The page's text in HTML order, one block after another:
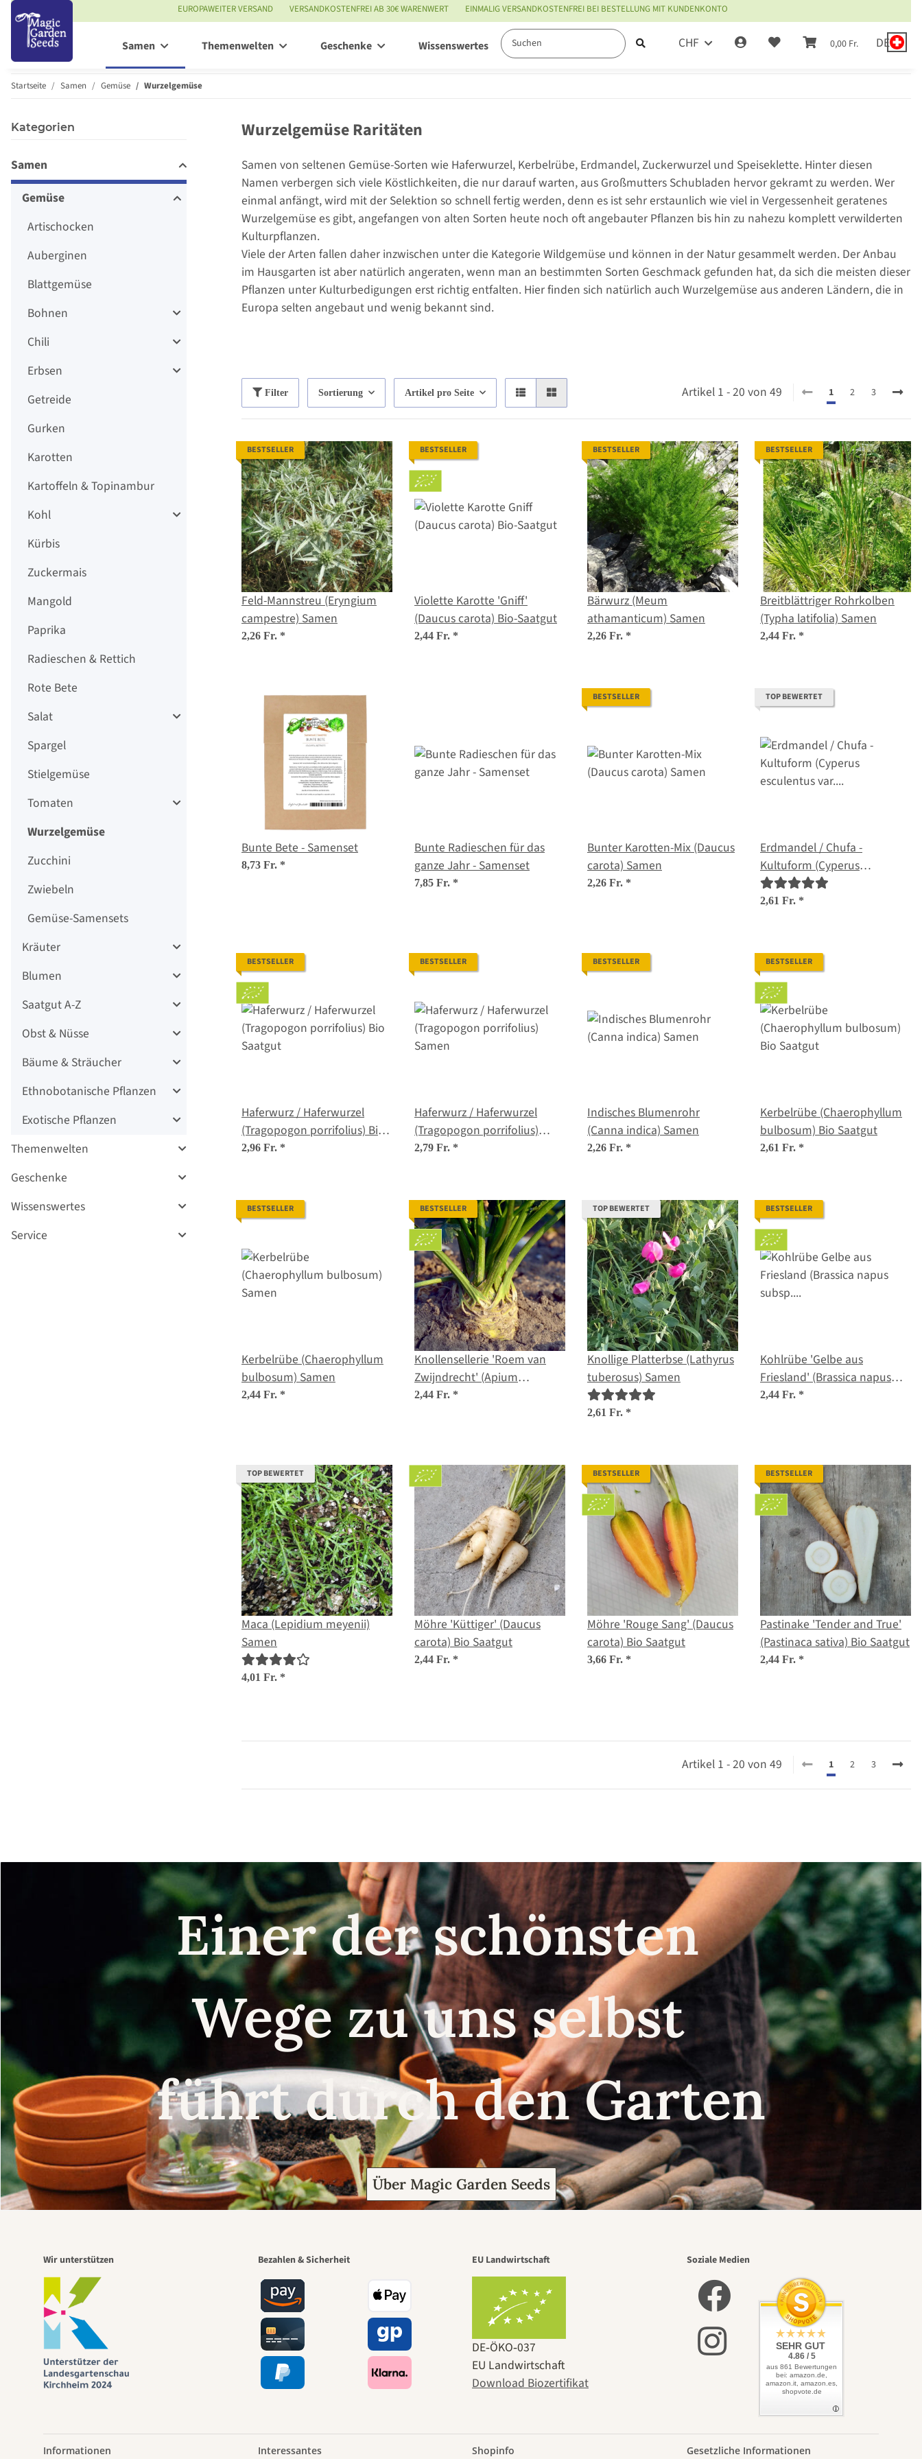
EUROPAWEITER VERSAND VERSANDKOSTENFREI AB 30€ WARENWERT EINMALIG VERSANDKOSTENFREI BEI BESTELLUNG MIT KUNDENKONTO
CHF 0,00 Fr. DE
Samen Themenwelten Geschenke Wissenswertes Service
Startseite Samen Gemüse Wurzelgemüse
Wurzelgemüse Raritäten
Samen von seltenen Gemüse-Sorten wie Haferwurzel, Kerbelrübe, Erdmandel, Zuckerwurzel und Speiseklette. Hinter diesen
Namen verbergen sich viele Köstlichkeiten, die nur darauf warten, aus Großmutters Schubladen hervor gekramt zu werden. Wer
einmal anfängt, wird mit der Selektion so schnell fertig werden, denn es ist sehr erstaunlich wie viel in Vergessenheit geratenes
Wurzelgemüse es gibt, angefangen von alten Sorten heute noch oft angebauter Pflanzen bis hin zu nahezu komplett verwilderten
Kulturpflanzen.
Viele der Arten fallen daher inzwischen unter die Kategorie Wildgemüse und können in der Natur gesammelt werden. Der Anbau
im Hausgarten ist aber natürlich angeraten, wenn man an bestimmten Sorten Geschmack gefunden hat, da sich die meisten dieser
Pflanzen unter Kulturbedigungen erst richtig entfalten. Hier finden sich natürlich auch Wurzelgemüse aus anderen Ländern, die in
Europa selten angebaut und wenig bekannt sind.
Filter Sortierung Artikel pro Seite Artikel 1 - 20 von 49 1 2 3
BESTSELLER
Feld-Mannstreu (Eryngium
campestre) Samen
2,26 Fr. *
BESTSELLER
Violette Karotte 'Gniff'
(Daucus carota) Bio-Saatgut
2,44 Fr. *
BESTSELLER
Bärwurz (Meum
athamanticum) Samen
2,26 Fr. *
BESTSELLER
Breitblättriger Rohrkolben
(Typha latifolia) Samen
2,44 Fr. *
Bunte Bete - Samenset
8,73 Fr. *
Bunte Radieschen für das
ganze Jahr - Samenset
7,85 Fr. *
BESTSELLER
Bunter Karotten-Mix (Daucus
carota) Samen
2,26 Fr. *
TOP BEWERTET
Erdmandel / Chufa -
Kultuform (Cyperus
esculentus var. sativus)
Samen
2,61 Fr. *
BESTSELLER
Haferwurz / Haferwurzel
(Tragopogon porrifolius) Bio
Saatgut
2,96 Fr. *
BESTSELLER
Haferwurz / Haferwurzel
(Tragopogon porrifolius)
Samen
2,79 Fr. *
BESTSELLER
Indisches Blumenrohr
(Canna indica) Samen
2,26 Fr. *
BESTSELLER
Kerbelrübe (Chaerophyllum
bulbosum) Bio Saatgut
2,61 Fr. *
BESTSELLER
Kerbelrübe (Chaerophyllum
bulbosum) Samen
2,44 Fr. *
BESTSELLER
Knollensellerie 'Roem van
Zwijndrecht' (Apium
graveolens) Bio
2,44 Fr. *
TOP BEWERTET
Knollige Platterbse (Lathyrus
tuberosus) Samen
2,61 Fr. *
BESTSELLER
Kohlrübe 'Gelbe aus
Friesland' (Brassica napus
subsp. rapifera) Bio Saatgut
2,44 Fr. *
TOP BEWERTET
Maca (Lepidium meyenii)
Samen
4,01 Fr. *
Möhre 'Küttiger' (Daucus
carota) Bio Saatgut
2,44 Fr. *
BESTSELLER
Möhre 'Rouge Sang' (Daucus
carota) Bio Saatgut
3,66 Fr. *
BESTSELLER
Pastinake 'Tender and True'
(Pastinaca sativa) Bio Saatgut
2,44 Fr. *
Artikel 1 - 20 von 49 1 2 3
Kategorien
Samen
Gemüse
Artischocken
Auberginen
Blattgemüse
Bohnen
Chili
Erbsen
Getreide
Gurken
Karotten
Kartoffeln & Topinambur
Kohl
Kürbis
Zuckermais
Mangold
Paprika
Radieschen & Rettich
Rote Bete
Salat
Spargel
Stielgemüse
Tomaten
Wurzelgemüse
Zucchini
Zwiebeln
Gemüse-Samensets
Kräuter
Blumen
Saatgut A-Z
Obst & Nüsse
Bäume & Sträucher
Ethnobotanische Pflanzen
Exotische Pflanzen
Themenwelten
Geschenke
Wissenswertes
Service
Einer der schönsten
Wege zu uns selbst
führt durch den Garten
Über Magic Garden Seeds
Wir unterstützen Bezahlen & Sicherheit EU Landwirtschaft
DE‑ÖKO‑037
EU Landwirtschaft
Download Biozertifikat
Soziale Medien
SEHR GUT
4.86 / 5
aus 861 Bewertungen
bei: amazon.de,
amazon.it, amazon.es,
shopvote.de
Informationen Interessantes Shopinfo Gesetzliche Informationen